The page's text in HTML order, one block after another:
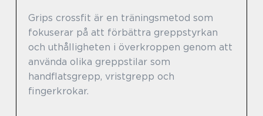
Grips crossfit är en träningsmetod som
fokuserar på att förbättra greppstyrkan
och uthålligheten i överkroppen genom att
använda olika greppstilar som
handflatsgrepp, vristgrepp och
fingerkrokar.